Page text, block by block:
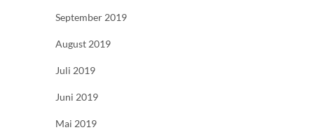
September 2019
August 2019
Juli 2019
Juni 2019
Mai 2019